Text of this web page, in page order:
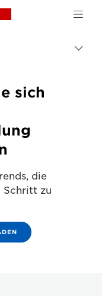
Canon Logo, back
Auf
sich
die
Schritt zu